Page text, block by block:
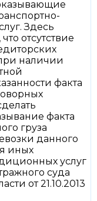
Здесь
отсутствие
наличии
факта
факта
груза
данного
иных
услуг
суда
от 21.10.2013